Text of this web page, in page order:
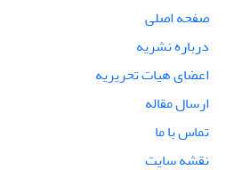
صفحه اصلی
درباره نشریه
اعضای هیات تحریریه
ارسال مقاله
تماس با ما
نقشه سایت